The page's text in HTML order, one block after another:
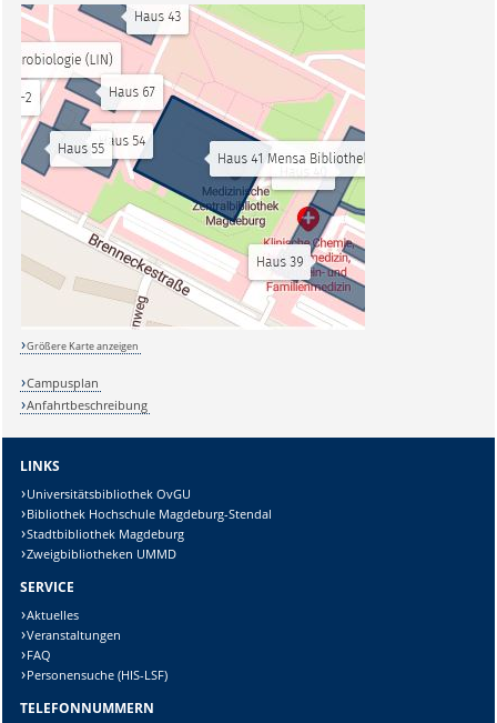
Größere Karte anzeigen
Campusplan
Anfahrtbeschreibung
LINKS
Universitätsbibliothek OvGU
Bibliothek Hochschule Magdeburg-Stendal
Stadtbibliothek Magdeburg
Zweigbibliotheken UMMD
SERVICE
Aktuelles
Veranstaltungen
FAQ
Personensuche (HIS-LSF)
TELEFONNUMMERN